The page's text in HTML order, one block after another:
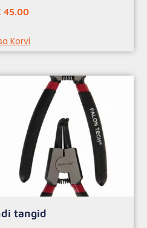
45.00
Korvi
tangid